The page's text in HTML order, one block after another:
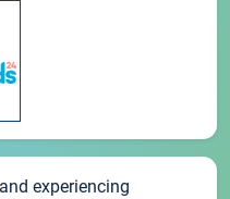
experiencing